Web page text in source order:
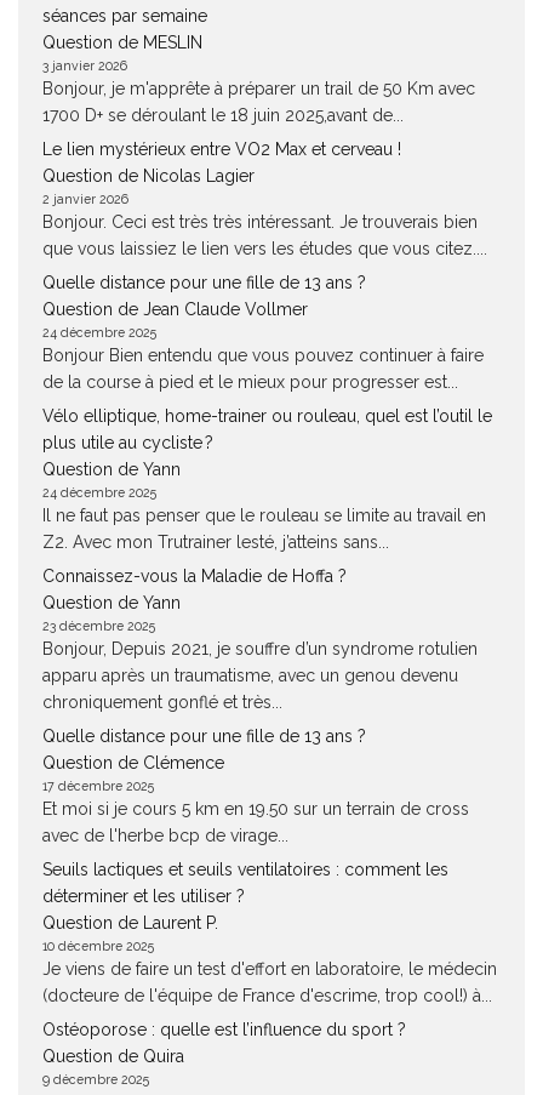
séances par semaine
Question de MESLIN
3 janvier 2026
Bonjour, je m'apprête à préparer un trail de 50 Km avec
1700 D+ se déroulant le 18 juin 2025,avant de...
Le lien mystérieux entre VO2 Max et cerveau !
Question de Nicolas Lagier
2 janvier 2026
Bonjour. Ceci est très très intéressant. Je trouverais bien
que vous laissiez le lien vers les études que vous citez....
Quelle distance pour une fille de 13 ans ?
Question de Jean Claude Vollmer
24 décembre 2025
Bonjour Bien entendu que vous pouvez continuer à faire
de la course à pied et le mieux pour progresser est...
Vélo elliptique, home-trainer ou rouleau, quel est l’outil le
plus utile au cycliste ?
Question de Yann
24 décembre 2025
Il ne faut pas penser que le rouleau se limite au travail en
Z2. Avec mon Trutrainer lesté, j’atteins sans...
Connaissez-vous la Maladie de Hoffa ?
Question de Yann
23 décembre 2025
Bonjour, Depuis 2021, je souffre d’un syndrome rotulien
apparu après un traumatisme, avec un genou devenu
chroniquement gonflé et très...
Quelle distance pour une fille de 13 ans ?
Question de Clémence
17 décembre 2025
Et moi si je cours 5 km en 19.50 sur un terrain de cross
avec de l'herbe bcp de virage...
Seuils lactiques et seuils ventilatoires : comment les
déterminer et les utiliser ?
Question de Laurent P.
10 décembre 2025
Je viens de faire un test d'effort en laboratoire, le médecin
(docteure de l'équipe de France d'escrime, trop cool!) à...
Ostéoporose : quelle est l’influence du sport ?
Question de Quira
9 décembre 2025